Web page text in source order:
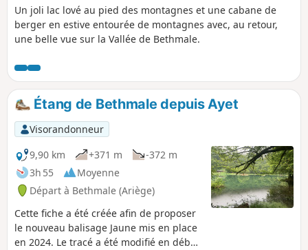
Un joli lac lové au pied des montagnes et une cabane de
berger en estive entourée de montagnes avec, au retour,
une belle vue sur la Vallée de Bethmale.
Étang de Bethmale depuis Ayet
Visorandonneur
9,90 km
+371 m
-372 m
3h 55
Moyenne
Départ à Bethmale (Ariège)
Cette fiche a été créée afin de proposer
le nouveau balisage Jaune mis en place
en 2024. Le tracé a été modifié en début